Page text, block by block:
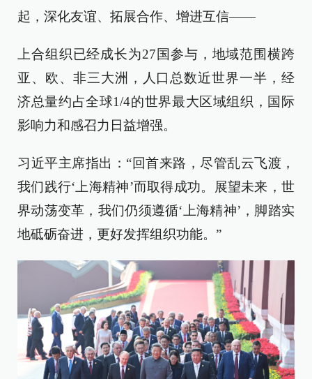
起，深化友谊、拓展合作、增进互信——
上合组织已经成长为27国参与，地域范围横跨
亚、欧、非三大洲，人口总数近世界一半，经
济总量约占全球1/4的世界最大区域组织，国际
影响力和感召力日益增强。
习近平主席指出：“回首来路，尽管乱云飞渡，
我们践行‘上海精神’而取得成功。展望未来，世
界动荡变革，我们仍须遵循‘上海精神’，脚踏实
地砥砺奋进，更好发挥组织功能。”